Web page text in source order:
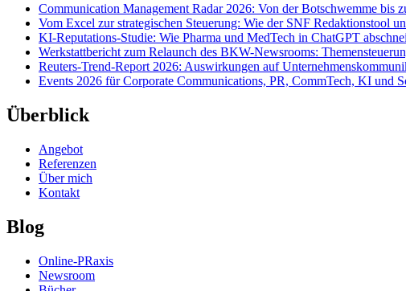
Communication Management Radar 2026: Von der Botschwemme bis
Vom Excel zur strategischen Steuerung: Wie der SNF Redaktionstool
KI-Reputations-Studie: Wie Pharma und MedTech in ChatGPT
Werkstattbericht zum Relaunch des BKW-Newsrooms:
Reuters-Trend-Report 2026: Auswirkungen auf
Events 2026 für Corporate Communications, PR, CommTech, KI und
Überblick
Angebot
Referenzen
Über mich
Kontakt
Blog
Online-PRaxis
Newsroom